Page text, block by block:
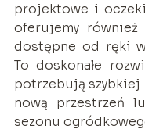
projektowe i
oferujemy również
dostępne od ręki
To doskonałe
potrzebują szybkiej
nową przestrzeń
sezonu